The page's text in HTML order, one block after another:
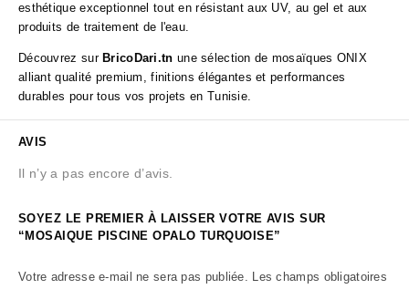
esthétique exceptionnel tout en résistant aux UV, au gel et aux
produits de traitement de l'eau.
Découvrez sur BricoDari.tn une sélection de mosaïques ONIX
alliant qualité premium, finitions élégantes et performances
durables pour tous vos projets en Tunisie.
AVIS
Il n’y a pas encore d’avis.
SOYEZ LE PREMIER À LAISSER VOTRE AVIS SUR
“MOSAIQUE PISCINE OPALO TURQUOISE”
Votre adresse e-mail ne sera pas publiée. Les champs obligatoires